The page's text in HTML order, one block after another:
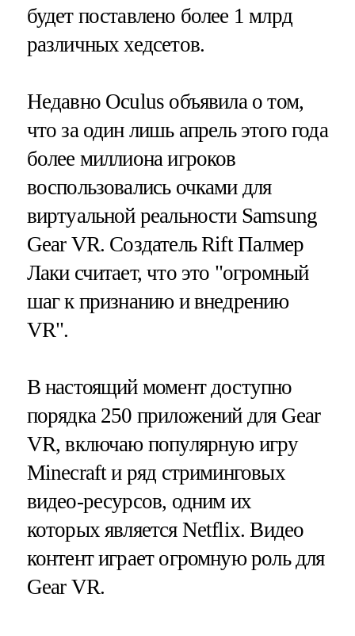
будет поставлено более 1 млрд
различных хедсетов.
Недавно Oculus объявила о том,
что за один лишь апрель этого года
более миллиона игроков
воспользовались очками для
виртуальной реальности Samsung
Gear VR. Создатель Rift Палмер
Лаки считает, что это "огромный
шаг к признанию и внедрению
VR".
В настоящий момент доступно
порядка 250 приложений для Gear
VR, включаю популярную игру
Minecraft и ряд стриминговых
видео-ресурсов, одним их
которых является Netflix. Видео
контент играет огромную роль для
Gear VR.